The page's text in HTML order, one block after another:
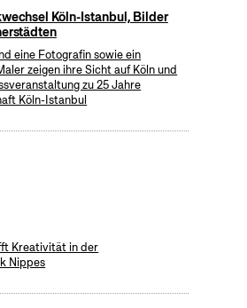
Köln-Istanbul, Bilder
eine Fotografin sowie ein
zeigen ihre Sicht auf Köln und
zu 25 Jahre
Köln-Istanbul
Kreativität in der
Nippes